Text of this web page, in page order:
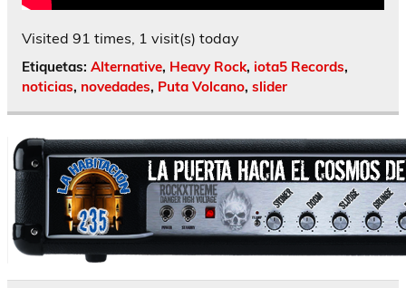
Visited 91 times, 1 visit(s) today
Etiquetas: Alternative, Heavy Rock, iota5 Records,
noticias, novedades, Puta Volcano, slider